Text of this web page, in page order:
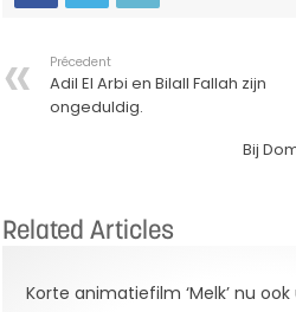
Précedent
Adil El Arbi en Bilall Fallah zijn
ongeduldig.
Bij
Related Articles
Korte animatiefilm ‘Melk’ nu